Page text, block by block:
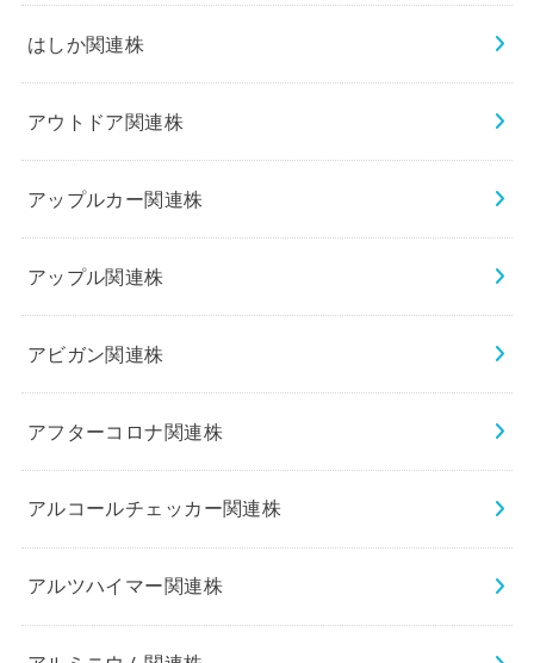
はしか関連株
アウトドア関連株
アップルカー関連株
アップル関連株
アビガン関連株
アフターコロナ関連株
アルコールチェッカー関連株
アルツハイマー関連株